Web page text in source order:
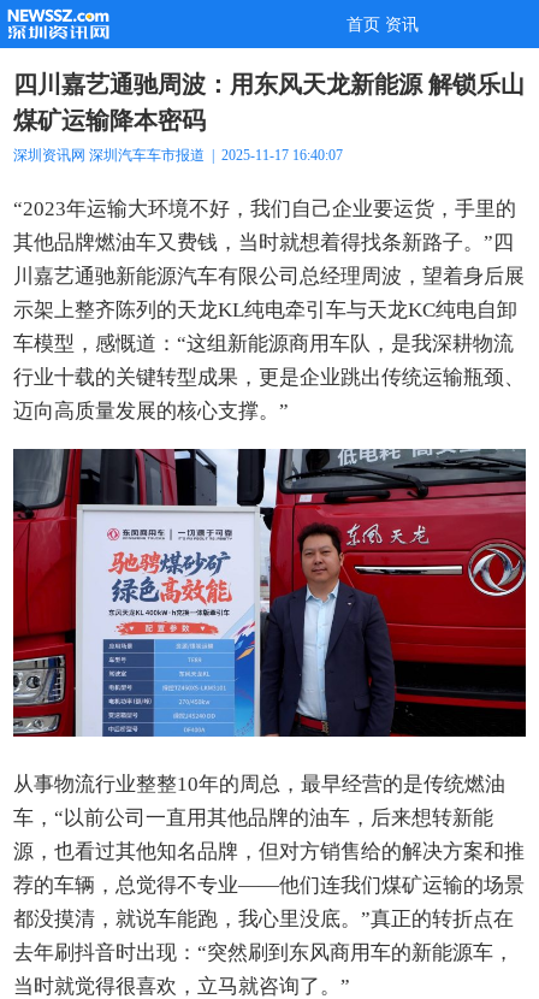
首页 资讯
四川嘉艺通驰周波：用东风天龙新能源 解锁乐山
煤矿运输降本密码
深圳资讯网 深圳汽车车市报道 | 2025-11-17 16:40:07
“2023年运输大环境不好，我们自己企业要运货，手里的
其他品牌燃油车又费钱，当时就想着得找条新路子。”四
川嘉艺通驰新能源汽车有限公司总经理周波，望着身后展
示架上整齐陈列的天龙KL纯电牵引车与天龙KC纯电自卸
车模型，感慨道：“这组新能源商用车队，是我深耕物流
行业十载的关键转型成果，更是企业跳出传统运输瓶颈、
迈向高质量发展的核心支撑。”
从事物流行业整整10年的周总，最早经营的是传统燃油
车，“以前公司一直用其他品牌的油车，后来想转新能
源，也看过其他知名品牌，但对方销售给的解决方案和推
荐的车辆，总觉得不专业——他们连我们煤矿运输的场景
都没摸清，就说车能跑，我心里没底。”真正的转折点在
去年刷抖音时出现：“突然刷到东风商用车的新能源车，
当时就觉得很喜欢，立马就咨询了。”